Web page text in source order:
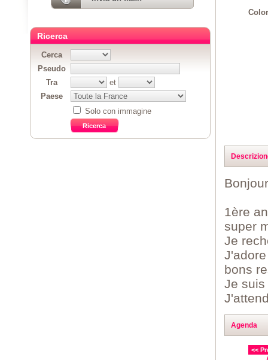
1ère
super
Je
bons
Je suis
Agenda
<<
Ricerca
Cerca
Pseudo
Tra
et
Paese
Solo con immagine